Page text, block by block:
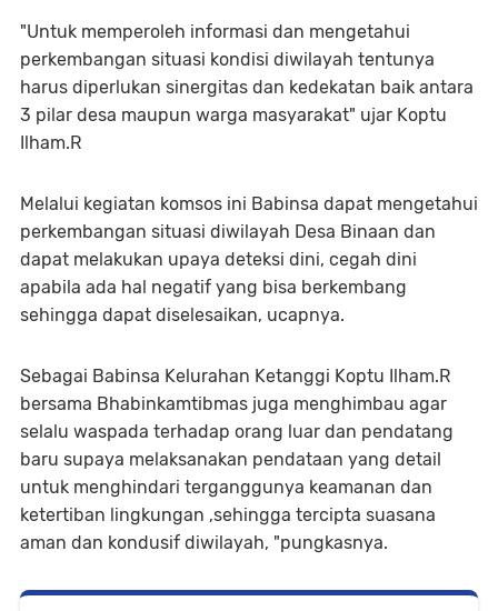
"Untuk memperoleh informasi dan mengetahui
perkembangan situasi kondisi diwilayah tentunya
harus diperlukan sinergitas dan kedekatan baik antara
3 pilar desa maupun warga masyarakat" ujar Koptu
Ilham.R
Melalui kegiatan komsos ini Babinsa dapat mengetahui
perkembangan situasi diwilayah Desa Binaan dan
dapat melakukan upaya deteksi dini, cegah dini
apabila ada hal negatif yang bisa berkembang
sehingga dapat diselesaikan, ucapnya.
Sebagai Babinsa Kelurahan Ketanggi Koptu Ilham.R
bersama Bhabinkamtibmas juga menghimbau agar
selalu waspada terhadap orang luar dan pendatang
baru supaya melaksanakan pendataan yang detail
untuk menghindari terganggunya keamanan dan
ketertiban lingkungan ,sehingga tercipta suasana
aman dan kondusif diwilayah, "pungkasnya.